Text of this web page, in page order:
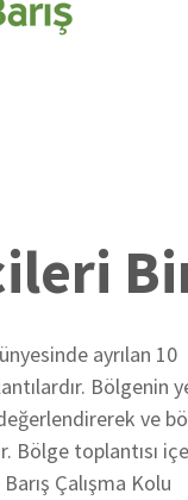
ayrılan 10
Bölgenin
ve
Bölge toplantısı
Çalışma Kolu